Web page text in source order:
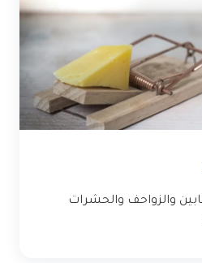
والزواحف والحشرات